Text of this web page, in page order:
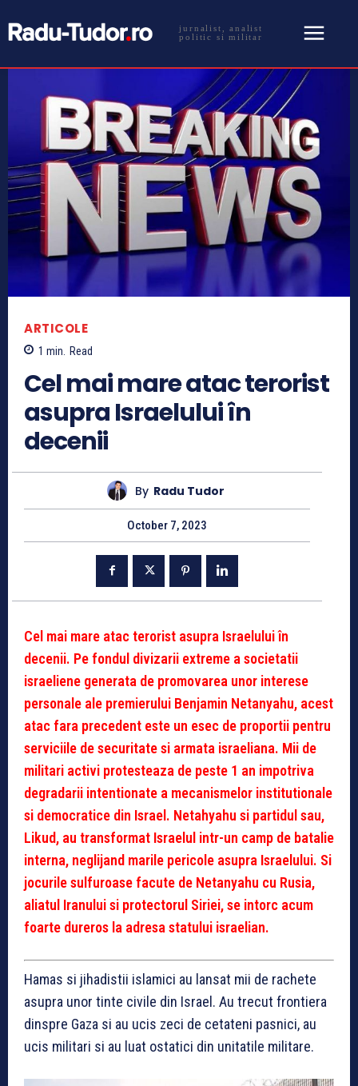
jurnalist, analist
politic si militar
ARTICOLE
1 min. Read
Cel mai mare atac terorist
asupra Israelului în
decenii
By Radu Tudor
October 7, 2023
Cel mai mare atac terorist asupra Israelului în
decenii. Pe fondul divizarii extreme a societatii
israeliene generata de promovarea unor interese
personale ale premierului Benjamin Netanyahu, acest
atac fara precedent este un esec de proportii pentru
serviciile de securitate si armata israeliana. Mii de
militari activi protesteaza de peste 1 an impotriva
degradarii intentionate a mecanismelor institutionale
si democratice din Israel. Netahyahu si partidul sau,
Likud, au transformat Israelul intr-un camp de batalie
interna, neglijand marile pericole asupra Israelului. Si
jocurile sulfuroase facute de Netanyahu cu Rusia,
aliatul Iranului si protectorul Siriei, se intorc acum
foarte dureros la adresa statului israelian.
Hamas si jihadistii islamici au lansat mii de rachete
asupra unor tinte civile din Israel. Au trecut frontiera
dinspre Gaza si au ucis zeci de cetateni pasnici, au
ucis militari si au luat ostatici din unitatile militare.